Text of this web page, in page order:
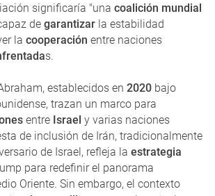
significaría "una coalición mundial
de garantizar la estabilidad
la cooperación entre naciones
s.
establecidos en 2020 bajo
trazan un marco para
entre Israel y varias naciones
de inclusión de Irán, tradicionalmente
de Israel, refleja la estrategia
para redefinir el panorama
Oriente. Sin embargo, el contexto